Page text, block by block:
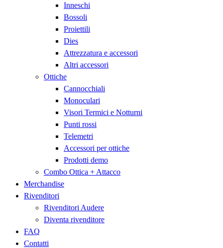
Inneschi
Bossoli
Proiettili
Dies
Attrezzatura e accessori
Altri accessori
Ottiche
Cannocchiali
Monoculari
Visori Termici e Notturni
Punti rossi
Telemetri
Accessori per ottiche
Prodotti demo
Combo Ottica + Attacco
Merchandise
Rivenditori
Rivenditori Audere
Diventa rivenditore
FAQ
Contatti